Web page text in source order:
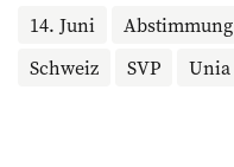
14. Juni Abstimmung
Schweiz
SVP Unia